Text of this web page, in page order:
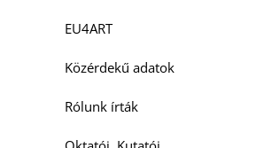
EU4ART
Közérdekű adatok
Rólunk írták